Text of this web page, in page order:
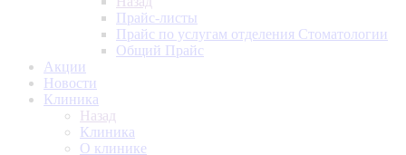
Прайс-листы
Прайс по услугам отделения Стоматологии
Общий Прайс
Акции
Новости
Клиника
Назад
Клиника
О клинике